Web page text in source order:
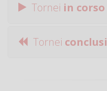
Tornei in corso
Tornei conclusi